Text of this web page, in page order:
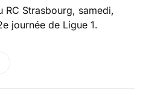
RC Strasbourg, samedi,
journée de Ligue 1.